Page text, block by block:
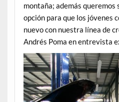
montaña; además queremos
opción para que los jóvenes
nuevo con nuestra línea de
Andrés Poma en entrevista